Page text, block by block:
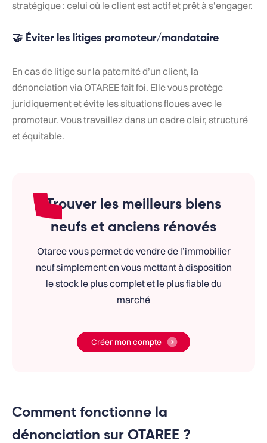
stratégique : celui où le client est actif et prêt à s’engager.
🤝 Éviter les litiges promoteur/mandataire
En cas de litige sur la paternité d’un client, la
dénonciation via OTAREE fait foi. Elle vous protège
juridiquement et évite les situations floues avec le
promoteur. Vous travaillez dans un cadre clair, structuré
et équitable.
Trouver les meilleurs biens
neufs et anciens rénovés
Otaree vous permet de vendre de l’immobilier
neuf simplement en vous mettant à disposition
le stock le plus complet et le plus fiable du
marché
Créer mon compte
Comment fonctionne la
dénonciation sur OTAREE ?